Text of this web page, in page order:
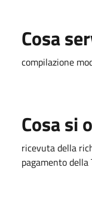
Cosa
compilazione
Cosa si
ricevuta della
pagamento della